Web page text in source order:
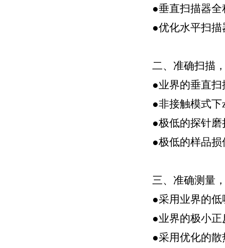
●垂直扫描器全
●优化水平扫描
二、准确扫描
●业界的垂直扫
●非接触模式
●极低的探针
●极低的样品损
三、准确测量
●采用业界的
●业界的极小正
●采用优化的